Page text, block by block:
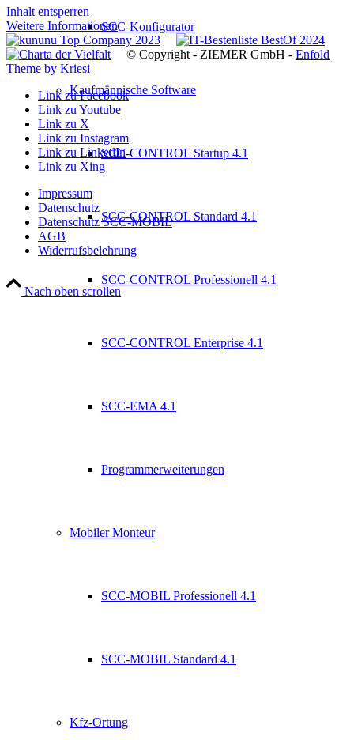
SCC-Konfigurator
Kaufmännische Software
SCC-CONTROL Startup 4.1
SCC-CONTROL Standard 4.1
SCC-CONTROL Professionell 4.1
SCC-CONTROL Enterprise 4.1
SCC-EMA 4.1
Programmerweiterungen
Mobiler Monteur
SCC-MOBIL Professionell 4.1
SCC-MOBIL Standard 4.1
Kfz-Ortung
Inhalt entsperren
Weitere Informationen
© Copyright - ZIEMER GmbH - Enfold
Theme by Kriesi
Link zu Facebook
Link zu Youtube
Link zu X
Link zu Instagram
Link zu LinkedIn
Link zu Xing
Impressum
Datenschutz
Datenschutz SCC-MOBIL
AGB
Widerrufsbelehrung
Nach oben scrollen